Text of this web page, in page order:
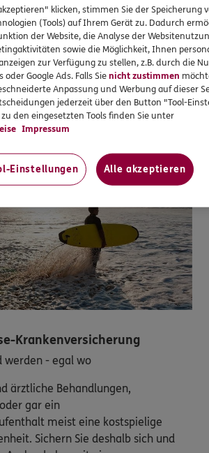
mit Premiumleistungen
Wartezeit – für Ihre
und Arztwahl sowie viele
Schnell sein lohnt sich.
Mehr erfahren
Krankenversicherung
werden - egal wo
ärztliche Behandlungen,
gar ein
meist eine kostspielige
Sichern Sie deshalb sich und
klicken, stimmen Sie der Speicherung
(Tools) auf Ihrem Gerät zu. Dadurch
der Website, die Analyse der
sowie die Möglichkeit, Ihnen
zur Verfügung zu stellen, z.B. durch die
oder Google Ads. Falls Sienicht zustimmen
Anpassung und Werbung auf dieser
jederzeit über den Button "Tool-
den eingesetzten Tools finden Sie unter
Impressum
Einstellungen Alle akzeptieren